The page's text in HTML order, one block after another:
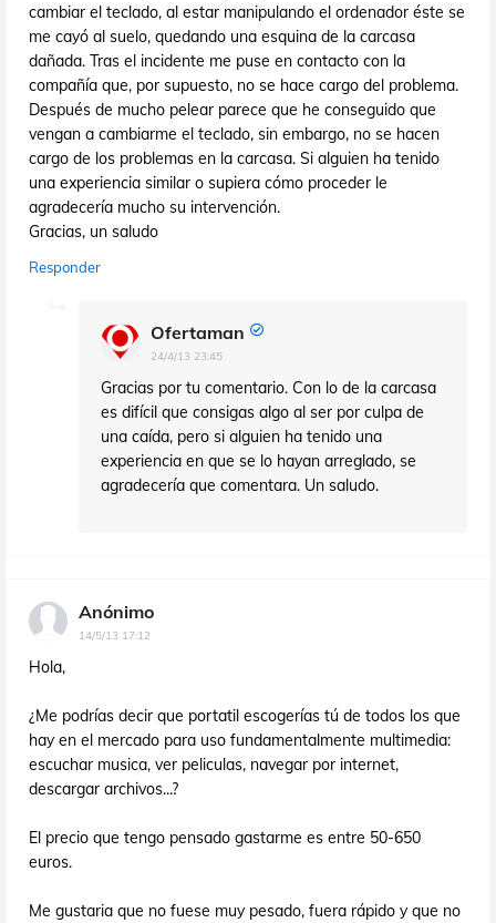
cambiar el teclado, al estar manipulando el ordenador éste se
me cayó al suelo, quedando una esquina de la carcasa
dañada. Tras el incidente me puse en contacto con la
compañía que, por supuesto, no se hace cargo del problema.
Después de mucho pelear parece que he conseguido que
vengan a cambiarme el teclado, sin embargo, no se hacen
cargo de los problemas en la carcasa. Si alguien ha tenido
una experiencia similar o supiera cómo proceder le
agradecería mucho su intervención.
Gracias, un saludo
Responder
Ofertaman
24/4/13 23:45
Gracias por tu comentario. Con lo de la carcasa
es difícil que consigas algo al ser por culpa de
una caída, pero si alguien ha tenido una
experiencia en que se lo hayan arreglado, se
agradecería que comentara. Un saludo.
Anónimo
14/5/13 17:12
Hola,
¿Me podrías decir que portatil escogerías tú de todos los que
hay en el mercado para uso fundamentalmente multimedia:
escuchar musica, ver peliculas, navegar por internet,
descargar archivos...?
El precio que tengo pensado gastarme es entre 50-650
euros.
Me gustaria que no fuese muy pesado, fuera rápido y que no